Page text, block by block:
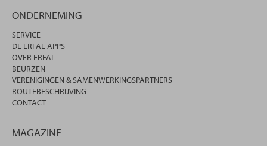
ONDERNEMING
SERVICE
DE ERFAL APPS
OVER ERFAL
BEURZEN
VERENIGINGEN & SAMENWERKINGSPARTNERS
ROUTEBESCHRIJVING
CONTACT
MAGAZINE